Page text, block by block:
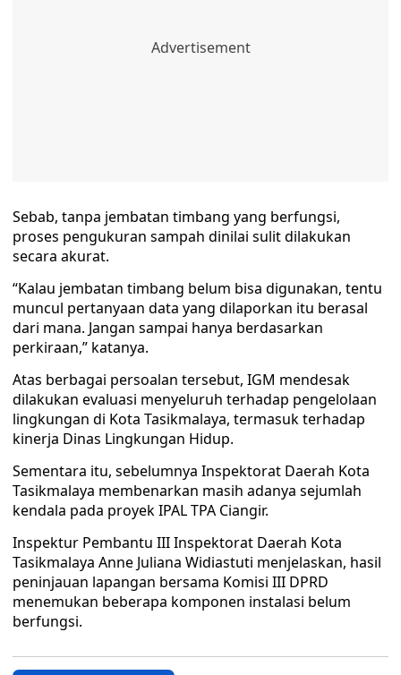
Sebab, tanpa jembatan timbang yang berfungsi,
proses pengukuran sampah dinilai sulit dilakukan
secara akurat.
“Kalau jembatan timbang belum bisa digunakan, tentu
muncul pertanyaan data yang dilaporkan itu berasal
dari mana. Jangan sampai hanya berdasarkan
perkiraan,” katanya.
Atas berbagai persoalan tersebut, IGM mendesak
dilakukan evaluasi menyeluruh terhadap pengelolaan
lingkungan di Kota Tasikmalaya, termasuk terhadap
kinerja Dinas Lingkungan Hidup.
Sementara itu, sebelumnya Inspektorat Daerah Kota
Tasikmalaya membenarkan masih adanya sejumlah
kendala pada proyek IPAL TPA Ciangir.
Inspektur Pembantu III Inspektorat Daerah Kota
Tasikmalaya Anne Juliana Widiastuti menjelaskan, hasil
peninjauan lapangan bersama Komisi III DPRD
menemukan beberapa komponen instalasi belum
berfungsi.